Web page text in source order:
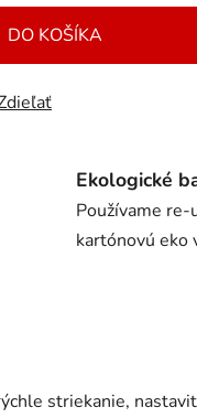
DO KOŠÍKA
Ekologické
Používame re-
kartónovú eko
striekanie,